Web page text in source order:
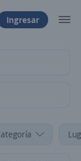
Ingresar